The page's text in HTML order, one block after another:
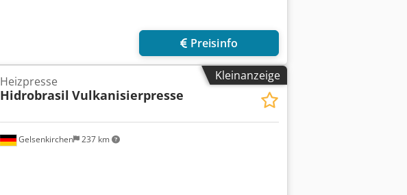
Preisinfo
Kleinanzeige
Gelsenkirchen 237 km
Heizpresse
Hidrobrasil Vulkanisierpresse